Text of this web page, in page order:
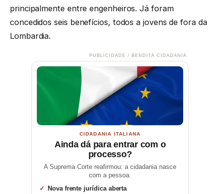
principalmente entre engenheiros. Já foram
concedidos seis benefícios, todos a jovens de fora da
Lombardia.
PUBLICIDADE / BENDITA CIDADANIA
CIDADANIA ITALIANA
Ainda dá para entrar com o
processo?
A Suprema Corte reafirmou: a cidadania nasce
com a pessoa.
Nova frente jurídica aberta